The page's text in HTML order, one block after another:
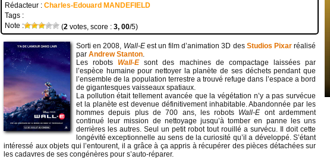
Rédacteur : Charles-Edouard MANDEFIELD
Tags :
Note :
(2 votes, score : 3, 00/5)
Sorti en 2008, Wall-E est un film d’animation 3D des Studios Pixarréalisé
par Andrew Stanton.
Les robotsWall-Esont des machines de compactage laissées par
l’espèce humaine pour nettoyer la planète de ses déchets pendant que
l’ensemble de la population terrestre a trouvé refuge dans l’espace a bord
de gigantesques vaisseaux spatiaux.
La pollution était tellement avancée que la végétation n’y a pas survécue
et la planète est devenue définitivement inhabitable. Abandonnée par les
hommes depuis plus de 700 ans, les robots Wall-E ont ardemment
continué leur mission de nettoyage jusqu’à tomber en panne les uns
derrières les autres. Seul un petit robot tout rouillé a survécu. Il doit cette
longévité exceptionnelle au sens de la curiosité qu’il a développé. S’étant
intéressé aux objets qui l’entourent, il a grâce à ça appris à récupérer des pièces détachées sur
les cadavres de ses congénères pour s’auto-réparer.